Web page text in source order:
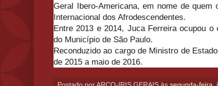
Geral Ibero-Americana, em nome de quem
Internacional dos Afrodescendentes.
Entre 2013 e 2014, Juca Ferreira ocupou
do Município de São Paulo.
Reconduzido ao cargo de Ministro de
de 2015 a maio de 2016.